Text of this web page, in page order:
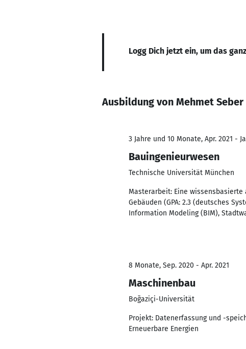
Logg Dich jetzt ein, um das
Ausbildung von Mehmet Seber
3 Jahre und 10 Monate, Apr. 2021 -
Bauingenieurwesen
Technische Universität München
Masterarbeit: Eine
Gebäuden (GPA: 2.3 (deutsches
Information Modeling (BIM),
8 Monate, Sep. 2020 - Apr. 2021
Maschinenbau
Boğaziçi-Universität
Projekt: Datenerfassung und -
Erneuerbare Energien